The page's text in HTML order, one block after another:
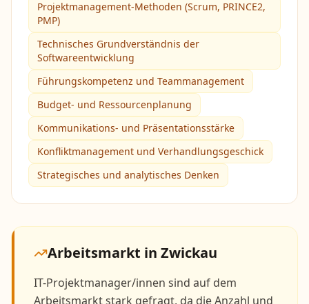
Projektmanagement-Methoden (Scrum, PRINCE2,
PMP)
Technisches Grundverständnis der
Softwareentwicklung
Führungskompetenz und Teammanagement
Budget- und Ressourcenplanung
Kommunikations- und Präsentationsstärke
Konfliktmanagement und Verhandlungsgeschick
Strategisches und analytisches Denken
Arbeitsmarkt in Zwickau
IT-Projektmanager/innen sind auf dem
Arbeitsmarkt stark gefragt, da die Anzahl und